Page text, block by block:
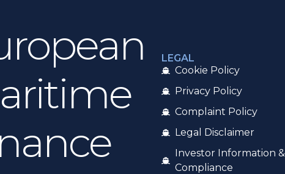
LEGAL
Cookie Policy
Privacy Policy
Complaint Policy
Legal Disclaimer
Investor Information &
Compliance